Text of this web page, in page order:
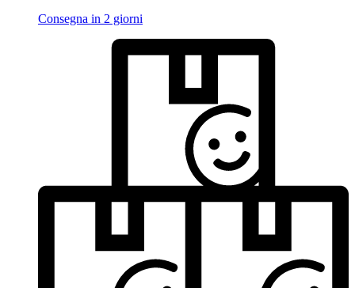
Consegna in 2 giorni